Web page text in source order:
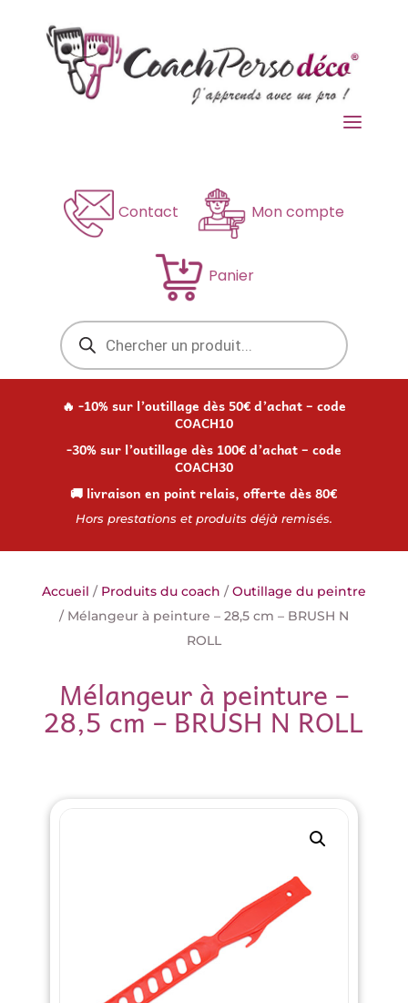
a
Contact Mon compte
Panier
Recherche
de
produits
🔥 -10% sur l’outillage dès 50€ d’achat – code
COACH10
-30% sur l’outillage dès 100€ d’achat – code
COACH30
🚚 livraison en point relais, offerte dès 80€
Hors prestations et produits déjà remisés.
Accueil / Produits du coach /Outillage du peintre
/ Mélangeur à peinture – 28,5 cm – BRUSH N
ROLL
Mélangeur à peinture –
28,5 cm – BRUSH N ROLL